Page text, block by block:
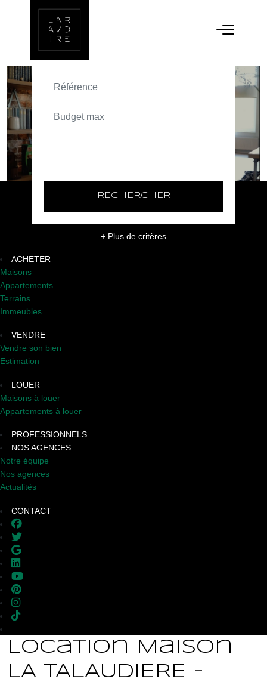
ACHETER
TEXT_SEARCH_SELECTIONNEZ
RECHERCHER
+ Plus de critères
ACHETER
Maisons
Appartements
Terrains
Immeubles
VENDRE
Vendre son bien
Estimation
LOUER
Maisons à louer
Appartements à louer
PROFESSIONNELS
NOS AGENCES
Notre équipe
Nos agences
Actualités
CONTACT
Location Maison
LA TALAUDIERE -